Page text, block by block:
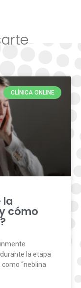
CLÍNICA ONLINE
la
cómo
la etapa
“neblina